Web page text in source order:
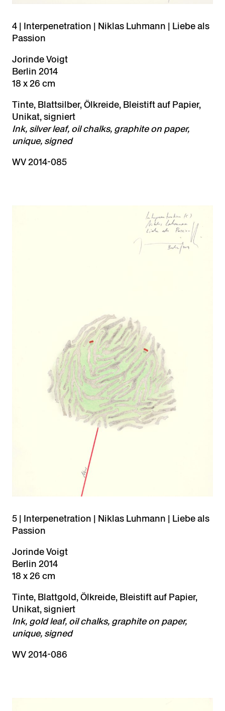
4 | Interpenetration | Niklas Luhmann | Liebe als
Passion
Jorinde Voigt
Berlin 2014
18 x 26 cm
Tinte, Blattsilber, Ölkreide, Bleistift auf Papier,
Unikat, signiert
Ink, silver leaf, oil chalks, graphite on paper,
unique, signed
WV 2014-085
5 | Interpenetration | Niklas Luhmann | Liebe als
Passion
Jorinde Voigt
Berlin 2014
18 x 26 cm
Tinte, Blattgold, Ölkreide, Bleistift auf Papier,
Unikat, signiert
Ink, gold leaf, oil chalks, graphite on paper,
unique, signed
WV 2014-086